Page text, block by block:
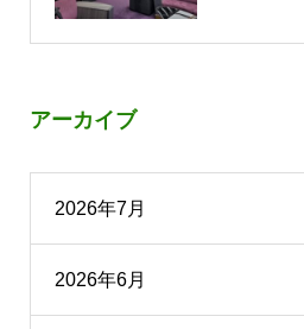
アーカイブ
2026年7月
2026年6月